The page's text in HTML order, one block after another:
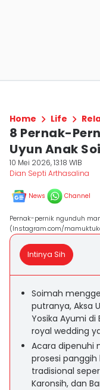
Home Life
8 Pernak-
Uyun Anak
10 Mei 2026, 13:18 WIB
Dian Septi Arthasalina
News Channel
Pernak-pernik ngunduh
(Instagram.com/
Intinya Sih
Soimah
putranya, Aksa
Yosika Ayumi
royal wedding
Acara dipenuhi
prosesi
tradisional
Karonsih, dan